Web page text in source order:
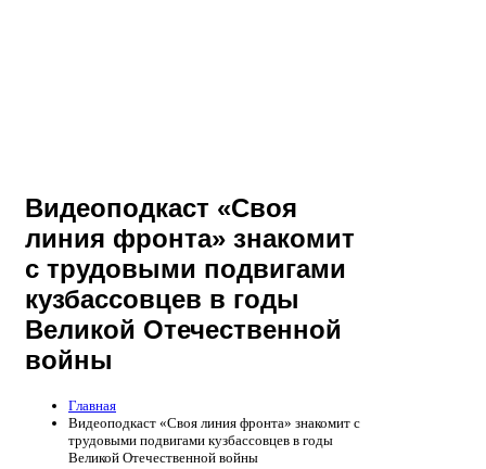
Видеоподкаст «Своя
линия фронта» знакомит
с трудовыми подвигами
кузбассовцев в годы
Великой Отечественной
войны
Главная
Видеоподкаст «Своя линия фронта» знакомит с
трудовыми подвигами кузбассовцев в годы
Великой Отечественной войны